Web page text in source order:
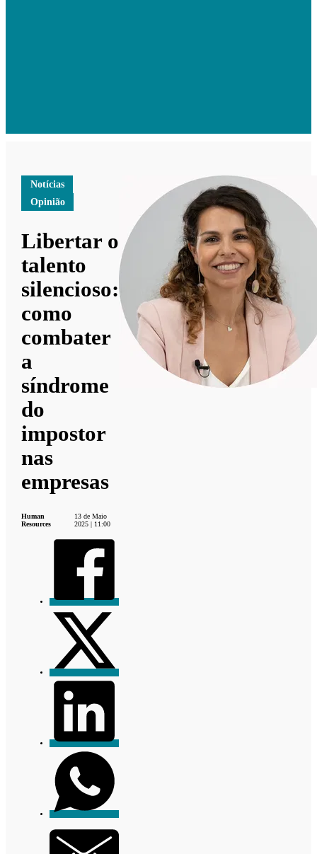
Notícias
Opinião
Libertar o
talento
silencioso:
como
combater
a
síndrome
do
impostor
nas
empresas
Human
Resources
13 de Maio
2025 | 11:00